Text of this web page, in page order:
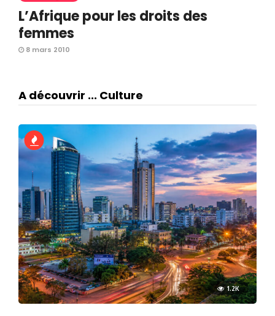
L’Afrique pour les droits des
femmes
8 mars 2010
A découvrir ... Culture
1.2K